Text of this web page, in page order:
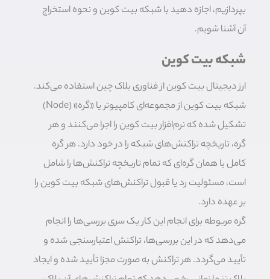
بپردازیم، اجازه دهید با شبکه بیت کوین و نحوه استخراج
آن آشنا شویم.
شبکه بیت کوین
ارز دیجیتال بیت کوین از فناوری بلاک چین استفاده می‌کند.
شبکه بیت کوین از مجموعه‌ای کامپیوتر یا «گره» (Node)
تشکیل شده که نرم‌افزار بیت کوین را اجرا می‌کنند و هر
گره، تاریخچه تراکنش‌های شبکه را در خود دارد. هر گره
کامل یا همان گره‌ای که تمام تاریخچه تراکنش‌ها را شامل
است، مسئولیت رد یا قبول تراکنش‌های شبکه بیت کوین را
بر عهده دارد.
گره مربوطه برای انجام این کار یک سری بررسی‌ها را انجام
می‌دهد که در این بررسی‌ها، تراکنش اعتبارسنجی شده و
تأیید می‌گردد. هر تراکنش به صورت مجزا تأیید شده و ایجاد